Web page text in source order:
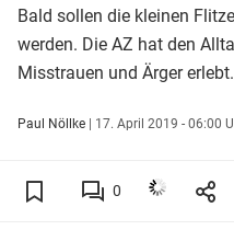
Bald sollen die kleinen
werden. Die AZ hat den
Misstrauen und Ärger erlebt.
Paul Nöllke | 17. April 2019 - 06:00
0